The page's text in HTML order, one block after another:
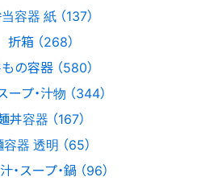
容器 紙 （137）
折箱 （268）
の容器 （580）
ープ・汁物 （344）
丼容器 （167）
器 透明 （65）
・スープ・鍋 （96）